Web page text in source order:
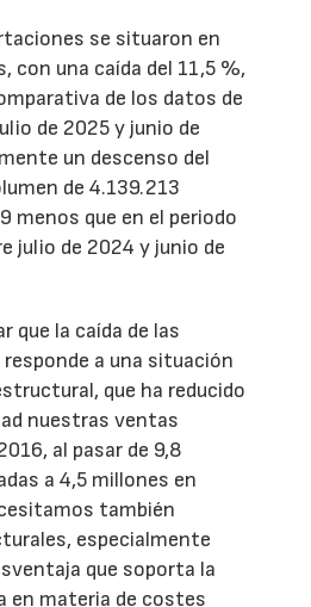
se situaron en
con una caída del 11,5 %,
de los datos de
de 2025 y junio de
un descenso del
de 4.139.213
menos que en el periodo
julio de 2024 y junio de
que la caída de las
a una situación
que ha reducido
nuestras ventas
al pasar de 9,8
a 4,5 millones en
también
especialmente
que soporta la
en materia de costes